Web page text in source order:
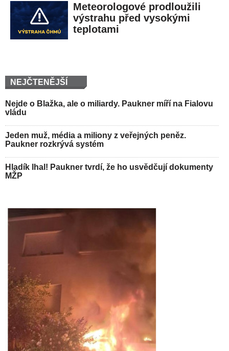
Meteorologové prodloužili
výstrahu před vysokými
teplotami
NEJČTENĚJŠÍ
Nejde o Blažka, ale o miliardy. Paukner míří na Fialovu
vládu
Jeden muž, média a miliony z veřejných peněz.
Paukner rozkrývá systém
Hladík lhal! Paukner tvrdí, že ho usvědčují dokumenty
MŽP